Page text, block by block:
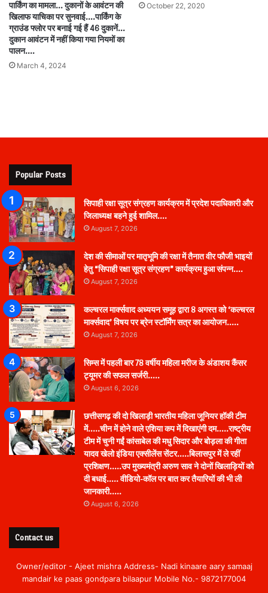
पार्किंग का मामला… दुकानों के आवंटन की
खिलाफ याचिका पर सुनवाई….पार्किंग के
ग्राउंड फ्लोर पर बनाई गई हैं 46 दुकानें…
दुकान आवंटन में नहीं किया गया नियमों का
पालन….
March 4, 2024
October 22, 2020
Popular Posts
सिपाही रक्षा सूत्र संग्रहण कार्यक्रम में प्रदेश पदाधिकारी और
जिलाध्यक्ष बहने हुई शामिल….
August 7, 2026
देश की सीमाओं पर मातृभूमि की रक्षा में तैनात वीर फौजी भाइयों
हेतु “सिपाही रक्षा सूत्र संग्रहण” कार्यक्रम हुआ संपन्न….
August 7, 2026
कल्चरल मार्क्सवाद अध्ययन समूह द्वारा 8 अगस्त को ‘कल्चरल
मार्क्सवाद’ विषय पर ब्रेन स्टॉर्मिंग सत्र का आयोजन…..
August 7, 2026
सिम्स में पहली बार 78 वर्षीय महिला मरीज के अंडाशय कैंसर
ट्यूमर की सफल सर्जरी…..
August 6, 2026
छत्तीसगढ़ की दो खिलाड़ी भारतीय महिला जूनियर हॉकी टीम
में…..चीन में होने वाले एशिया कप में दिखाएंगी दम…..राष्ट्रीय
टीम में चुनी गईं कांसाबेल की मधु सिदार और बोड़ला की गीता
यादव खेलो इंडिया एक्सीलेंस सेंटर…..बिलासपुर में ले रहीं
प्रशिक्षण…..उप मुख्यमंत्री अरुण साव ने दोनों खिलाड़ियों को
दी बधाई….. वीडियो-कॉल पर बात कर तैयारियों की भी ली
जानकारी…..
August 6, 2026
Contact us
Owner/editor - Ajeet mishra Address- Nadi kinaare aary samaaj
mandair ke paas gondpara bilaapur Mobile No.- 9872177004